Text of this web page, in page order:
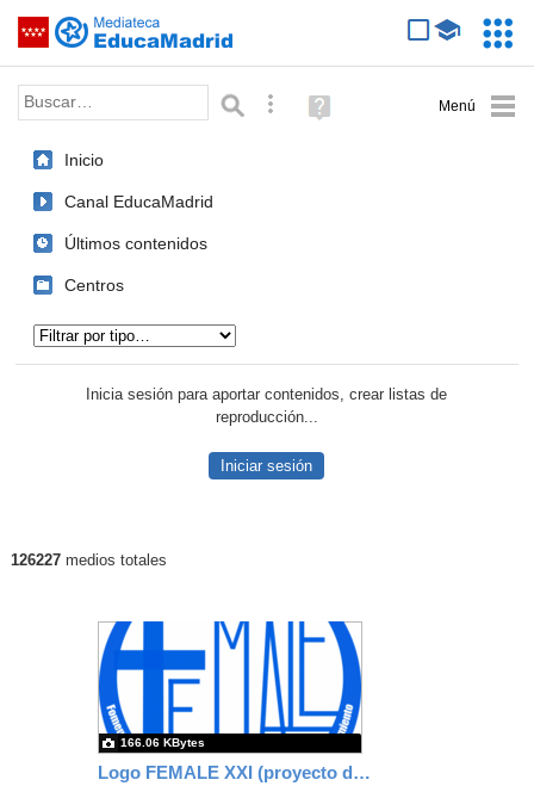
Saltar navegación
Palabra o frase: Búsqueda avanzada
Ayuda
(en
Inicio
Canal EducaMadrid
Últimos contenidos
Centros
Inicia sesión para aportar contenidos, crear listas de
reproducción...
Iniciar sesión
126227medios totales
Logo FEMALE XXI (proyecto de centro)
166.06 KBytes